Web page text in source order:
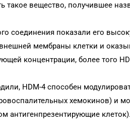
такое вещество, получившее
соединения показали его
мембраны клетки и
концентрации, более того
HDM-4 способен
хемокинов) и
антигенпрезентирующие клеток).